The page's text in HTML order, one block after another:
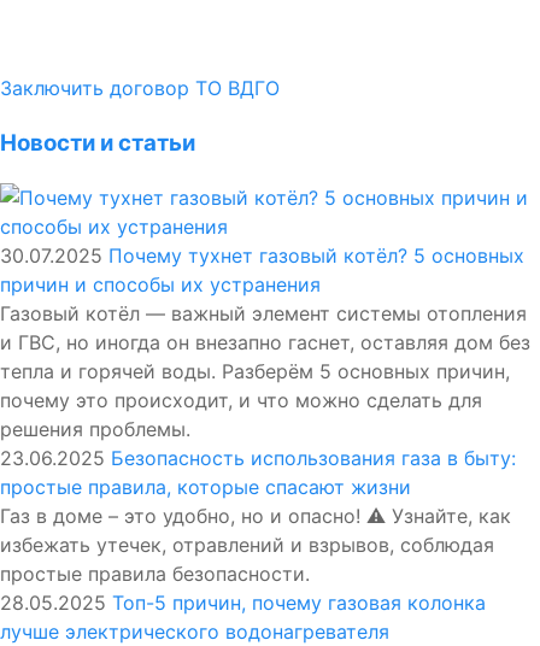
Заключить договор ТО ВДГО
Новости и статьи
30.07.2025 Почему тухнет газовый котёл? 5 основных
причин и способы их устранения
Газовый котёл — важный элемент системы отопления
и ГВС, но иногда он внезапно гаснет, оставляя дом без
тепла и горячей воды. Разберём 5 основных причин,
почему это происходит, и что можно сделать для
решения проблемы.
23.06.2025 Безопасность использования газа в быту:
простые правила, которые спасают жизни
Газ в доме – это удобно, но и опасно! ⚠️ Узнайте, как
избежать утечек, отравлений и взрывов, соблюдая
простые правила безопасности.
28.05.2025 Топ-5 причин, почему газовая колонка
лучше электрического водонагревателя